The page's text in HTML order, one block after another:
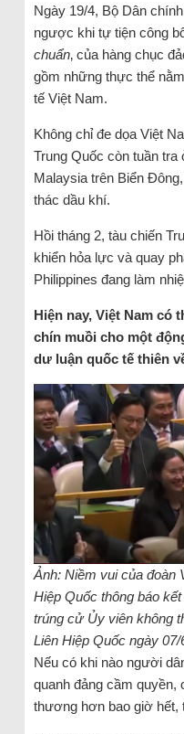
Ngày 19/4, Bộ Dân
ngược khi tự tiện công
chuẩn‚ của hàng chục
gồm những thực thể
tế Việt Nam.
Không chỉ đe dọa Việt
Trung Quốc còn tuần
Malaysia trên Biển
thác dầu khí.
Hồi tháng 2, tàu chiến
khiển hỏa lực và quay
Philippines đang làm
Hiện nay, Việt Nam có
chín muồi cho một
dư luận quốc tế thiên
Ảnh: Niềm vui của đoàn
Hiệp Quốc thông báo
trúng cử Ủy viên không
Liên Hiệp Quốc ngày 07/
Nếu có khi nào người
quanh đảng cầm quyền,
thương hơn bao giờ hết,